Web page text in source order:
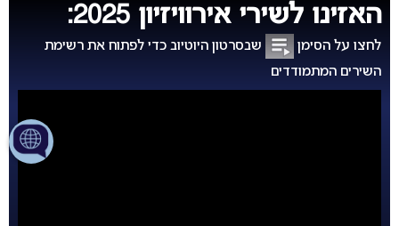
האזינו לשירי אירוויזיון 2025:
לחצו על הסימן
שבסרטון היוטיוב כדי לפתוח את רשימת
השירים המתמודדים